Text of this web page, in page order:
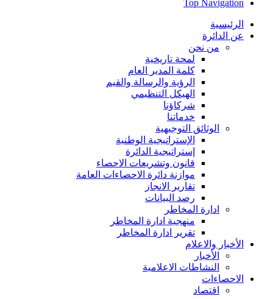
Top Navigation
الرئيسية
عن الدائرة
من نحن
لمحة تاريخية
كلمة المدير العام
الرؤية والرسالة والقيم
الهيكل التنظيمي
شركاؤنا
خدماتنا
الوثائق التوجيهية
الإستراتيجية الوطنية
إستراتيجية الدائرة
قانون وتشريعات الاحصاء
موازنة دائرة الاحصاءات العامة
تقارير الانجاز
رصد البيانات
ادارة المخاطر
منهجية ادارة المخاطر
تقرير ادارة المخاطر
الأخبار والاعلام
الأخبار
النشاطات الاعلامية
الاحصاءات
اقتصاد